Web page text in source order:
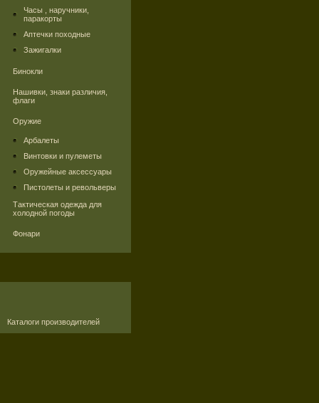
Часы , наручники,
паракорты
Аптечки походные
Зажигалки
Бинокли
Нашивки, знаки различия,
флаги
Оружие
Арбалеты
Винтовки и пулеметы
Оружейные аксессуары
Пистолеты и револьверы
Тактическая одежда для
холодной погоды
Фонари
Каталоги производителей